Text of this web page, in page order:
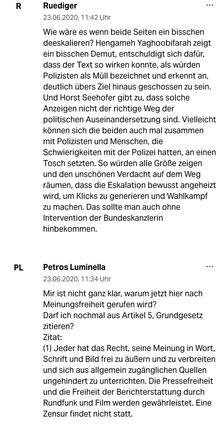
R Ruediger
23.06.2020, 11:42 Uhr
Wie wäre es wenn beide Seiten ein bisschen
deeskalieren? Hengameh Yaghoobifarah zeigt
ein bisschen Demut, entschuldigt sich dafür,
dass der Text so wirken konnte, als würden
Polizisten als Müll bezeichnet und erkennt an,
deutlich übers Ziel hinaus geschossen zu sein.
Und Horst Seehofer gibt zu, dass solche
Anzeigen nicht der richtige Weg der
politischen Auseinandersetzung sind. Vielleicht
können sich die beiden auch mal zusammen
mit Polizisten und Menschen, die
Schwierigkeiten mit der Polizei hatten, an einen
Tosch setzten. So würden alle Größe zeigen
und den unschönen Verdacht auf dem Weg
räumen, dass die Eskalation bewusst angeheizt
wird, um Klicks zu generieren und Wahlkampf
zu machen. Das sollte man auch ohne
Intervention der Bundeskanzlerin
hinbekommen.
PL Petros Luminella
23.06.2020, 11:34 Uhr
Mir ist nicht ganz klar, warum jetzt hier nach
Meinungsfreiheit gerufen wird?
Darf ich nochmal aus Artikel 5, Grundgesetz
zitieren?
Zitat:
(1) Jeder hat das Recht, seine Meinung in Wort,
Schrift und Bild frei zu äußern und zu verbreiten
und sich aus allgemein zugänglichen Quellen
ungehindert zu unterrichten. Die Pressefreiheit
und die Freiheit der Berichterstattung durch
Rundfunk und Film werden gewährleistet. Eine
Zensur findet nicht statt.